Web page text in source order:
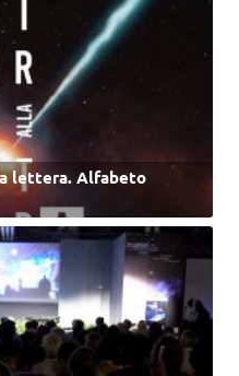
lettera. Alfabeto